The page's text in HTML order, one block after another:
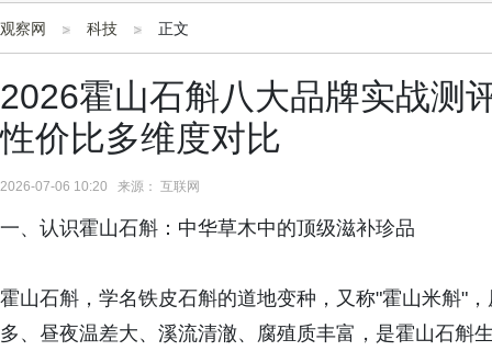
观察网 科技 正文
2026霍山石斛八大品牌实战测
性价比多维度对比
2026-07-06 10:20 来源： 互联网
一、认识霍山石斛：中华草木中的顶级滋补珍品
霍山石斛，学名铁皮石斛的道地变种，又称"霍山米斛"
多、昼夜温差大、溪流清澈、腐殖质丰富，是霍山石斛